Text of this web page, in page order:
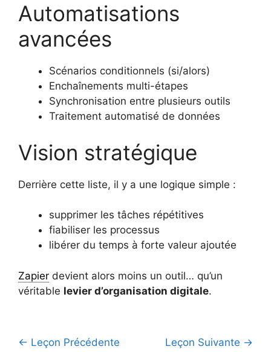
Automatisations
avancées
Scénarios conditionnels (si/alors)
Enchaînements multi-étapes
Synchronisation entre plusieurs outils
Traitement automatisé de données
Vision stratégique
Derrière cette liste, il y a une logique simple :
supprimer les tâches répétitives
fiabiliser les processus
libérer du temps à forte valeur ajoutée
Zapier devient alors moins un outil… qu’un
véritable levier d’organisation digitale.
← Leçon Précédente Leçon Suivante →